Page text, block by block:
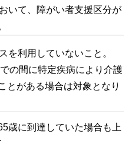
いて、障がい者支援区分が
を利用していないこと。
の間に特定疾病により介護
とがある場合は対象となり
に到達していた場合も上